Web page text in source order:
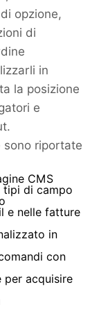
opzione,
di
in
la posizione
e
riportate
CMS
tipi di campo
e nelle fatture
in
con
per acquisire